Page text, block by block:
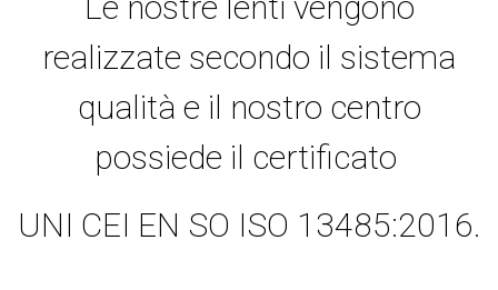
realizzate secondo il sistema
qualità e il nostro centro
possiede il certificato
UNI CEI EN SO ISO 13485:2016.